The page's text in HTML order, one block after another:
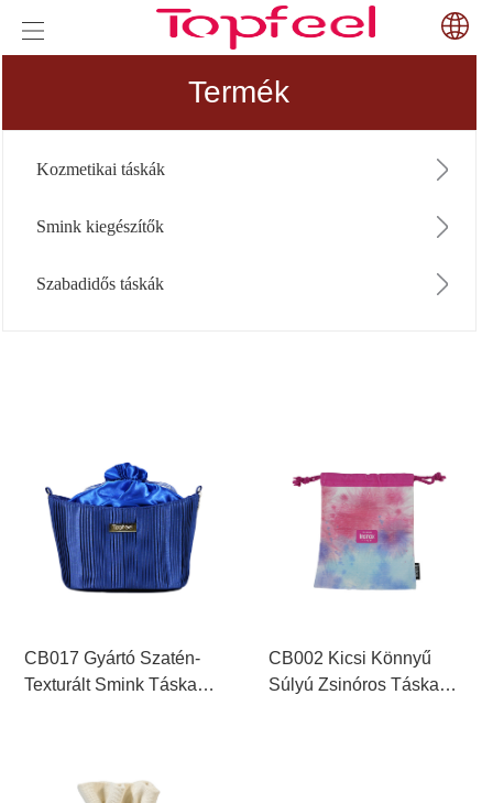
Termék
Kozmetikai táskák
Smink kiegészítők
Szabadidős táskák
CB017 Gyártó Szatén-
Texturált Smink Táska
CB002 Kicsi Könnyű
Súlyú Zsinóros Táska